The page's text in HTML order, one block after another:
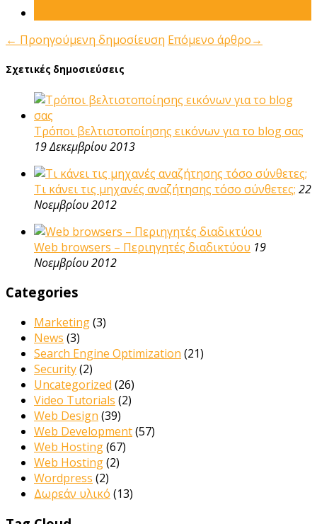
← Προηγούμενη δημοσίευση Επόμενο άρθρο→
Σχετικές δημοσιεύσεις
Τρόποι βελτιστοποίησης εικόνων για το blog σας
19 Δεκεμβρίου 2013
Τι κάνει τις μηχανές αναζήτησης τόσο σύνθετες; 22
Νοεμβρίου 2012
Web browsers – Περιηγητές διαδικτύου 19
Νοεμβρίου 2012
Categories
Marketing(3)
News (3)
Search Engine Optimization (21)
Security(2)
Uncategorized (26)
Video Tutorials (2)
Web Design (39)
Web Development(57)
Web Hosting(67)
Web Hosting(2)
Wordpress (2)
Δωρεάν υλικό (13)